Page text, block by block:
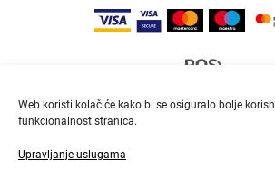
Web koristi kolačiće kako bi se osiguralo bolje
funkcionalnost stranica.
Upravljanje uslugamaBrza i pouzdana